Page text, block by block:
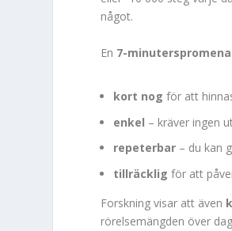
något.
En 7-
kort nog för att
enkel – kräver ingen
repeterbar – du kan
tillräcklig för att
Forskning visar att även
rörelsemängden över